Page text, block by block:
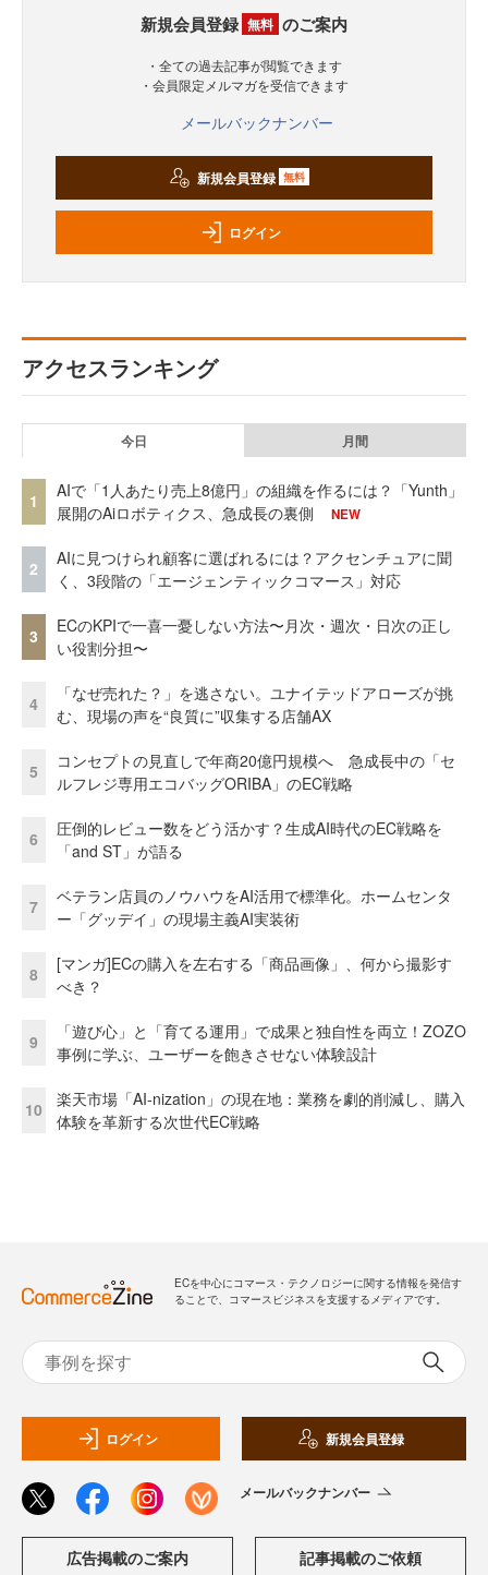
新規会員登録 無料 のご案内
・全ての過去記事が閲覧できます
・会員限定メルマガを受信できます
メールバックナンバー
新規会員登録 無料
ログイン
アクセスランキング
今日 月間
1
AIで「1人あたり売上8億円」の組織を作るには？「Yunth」
展開のAiロボティクス、急成長の裏側
NEW
2
AIに見つけられ顧客に選ばれるには？アクセンチュアに聞
く、3段階の「エージェンティックコマース」対応
3
ECのKPIで一喜一憂しない方法〜月次・週次・日次の正し
い役割分担〜
4
「なぜ売れた？」を逃さない。ユナイテッドアローズが挑
む、現場の声を“良質に”収集する店舗AX
5
コンセプトの見直しで年商20億円規模へ 急成長中の「セ
ルフレジ専用エコバッグORIBA」のEC戦略
6
圧倒的レビュー数をどう活かす？生成AI時代のEC戦略を
「and ST」が語る
7
ベテラン店員のノウハウをAI活用で標準化。ホームセンタ
ー「グッデイ」の現場主義AI実装術
8
[マンガ]ECの購入を左右する「商品画像」、何から撮影す
べき？
9
「遊び心」と「育てる運用」で成果と独自性を両立！ZOZO
事例に学ぶ、ユーザーを飽きさせない体験設計
10
楽天市場「AI-nization」の現在地：業務を劇的削減し、購入
体験を革新する次世代EC戦略
ECを中心にコマース・テクノロジーに関する情報を発信す
ることで、コマースビジネスを支援するメディアです。
ログイン 新規会員登録
メールバックナンバー
広告掲載のご案内 記事掲載のご依頼